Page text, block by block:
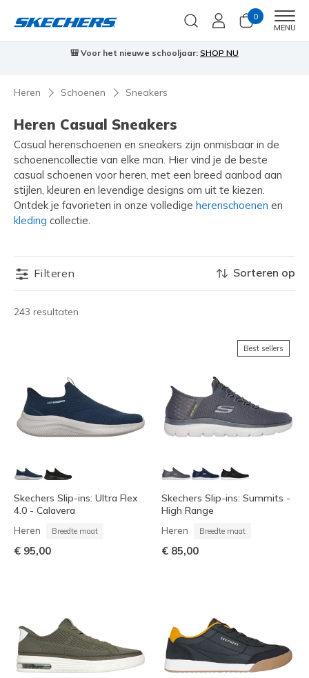
0
MENU
🎒 Voor het nieuwe schooljaar: SHOP NU
Heren Schoenen Sneakers
Heren Casual Sneakers
Casual herenschoenen en sneakers zijn onmisbaar in de
schoenencollectie van elke man. Hier vind je de beste
casual schoenen voor heren, met een breed aanbod aan
stijlen, kleuren en levendige designs om uit te kiezen.
Ontdek je favorieten in onze volledige herenschoenen en
kleding collectie.
Filteren
243 resultaten
Sorteren op
Skechers Slip-ins: Ultra Flex
4.0 - Calavera
Heren Breedte maat
€ 95,00
Best sellers
Skechers Slip-ins: Summits -
High Range
Heren Breedte maat
€ 85,00